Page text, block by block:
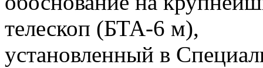
телескоп (БТА-6 м),
установленный в